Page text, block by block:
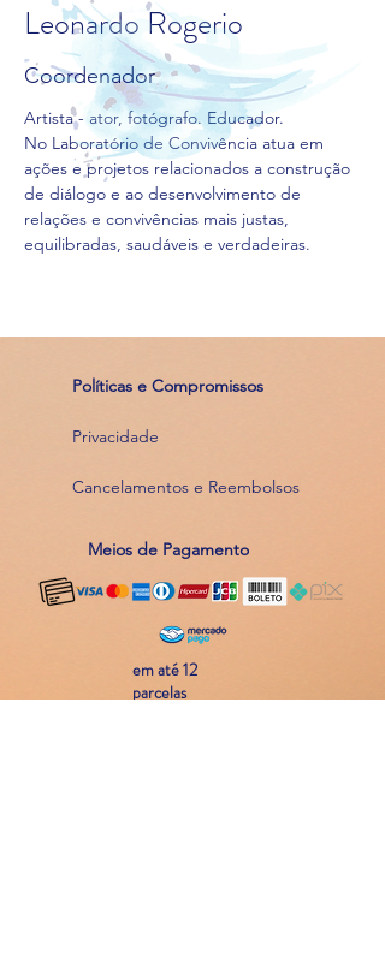
Leonardo Rogerio
Coordenador
Artista - ator, fotógrafo. Educador.
No Laboratório de Convivência atua em
ações e projetos relacionados a construção
de diálogo e ao desenvolvimento de
relações e convivências mais justas,
equilibradas, saudáveis e verdadeiras.
Políticas e Compromissos
Privacidade
Cancelamentos e Reembolsos
Meios de Pagamento
em até 12
parcelas